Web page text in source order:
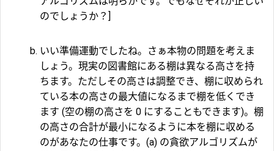
のでしょうか？]
いい準備運動でしたね。さぁ本物の問題を考えま
しょう。現実の図書館にある棚は異なる高さを持
ちます。ただしその高さは調整でき、棚に収められ
ている本の高さの最大値になるまで棚を低くでき
ます (空の棚の高さを 0 にすることもできます)。棚
の高さの合計が最小になるように本を棚に収める
のがあなたの仕事です。(a) の貪欲アルゴリズムが